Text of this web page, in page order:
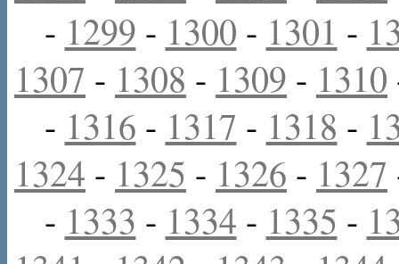
- 1299 - 1300 - 1301 -
1307 - 1308 - 1309 - 1310
- 1316 - 1317 - 1318 -
1324 - 1325 - 1326 - 1327
- 1333 - 1334 - 1335 -